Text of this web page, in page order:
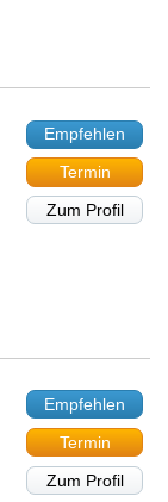
Empfehlen
Termin
Zum Profil
Empfehlen
Termin
Zum Profil